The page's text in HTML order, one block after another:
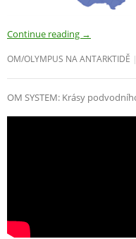
Continue reading →
OM/OLYMPUS NA ANTARKTIDĚ
OM SYSTEM: Krásy